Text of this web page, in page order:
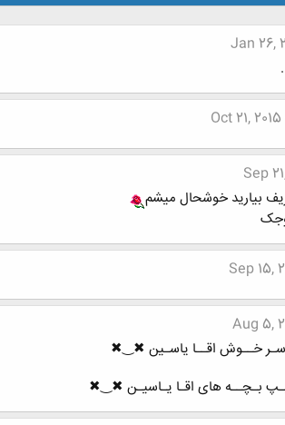
Jan 26,
Oct 21, 2015
Sep
بیارید خوشحال میشم
Sep 15,
Aug 5,
خــوش اقــا یاسـین ✖‿✖
بـچــه های اقـا یـاسیـن ✖‿✖